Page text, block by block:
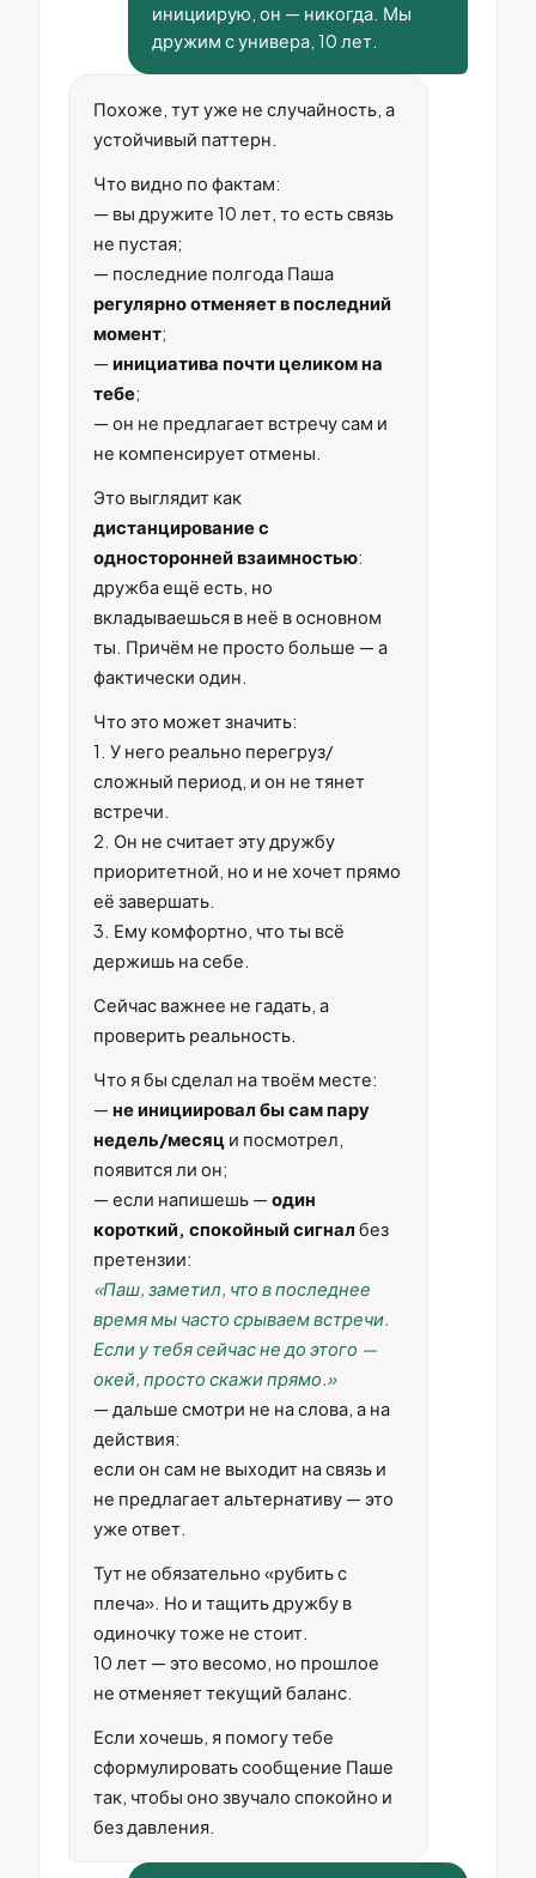
инициирую, он — никогда. Мы
дружим с универа, 10 лет.
Похоже, тут уже не случайность, а
устойчивый паттерн.
Что видно по фактам:
— вы дружите 10 лет, то есть связь
не пустая;
— последние полгода Паша
регулярно отменяет в последний
момент;
— инициатива почти целиком на
тебе;
— он не предлагает встречу сам и
не компенсирует отмены.
Это выглядит как
дистанцирование с
односторонней взаимностью:
дружба ещё есть, но
вкладываешься в неё в основном
ты. Причём не просто больше — а
фактически один.
Что это может значить:
1. У него реально перегруз/
сложный период, и он не тянет
встречи.
2. Он не считает эту дружбу
приоритетной, но и не хочет прямо
её завершать.
3. Ему комфортно, что ты всё
держишь на себе.
Сейчас важнее не гадать, а
проверить реальность.
Что я бы сделал на твоём месте:
— не инициировал бы сам пару
недель/месяц и посмотрел,
появится ли он;
— если напишешь — один
короткий, спокойный сигнал без
претензии:
«Паш, заметил, что в последнее
время мы часто срываем встречи.
Если у тебя сейчас не до этого —
окей, просто скажи прямо.»
— дальше смотри не на слова, а на
действия:
если он сам не выходит на связь и
не предлагает альтернативу — это
уже ответ.
Тут не обязательно «рубить с
плеча». Но и тащить дружбу в
одиночку тоже не стоит.
10 лет — это весомо, но прошлое
не отменяет текущий баланс.
Если хочешь, я помогу тебе
сформулировать сообщение Паше
так, чтобы оно звучало спокойно и
без давления.